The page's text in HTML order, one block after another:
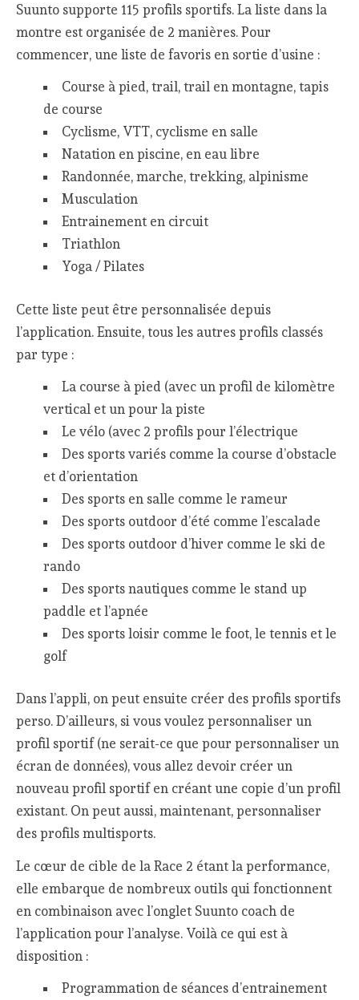
Suunto supporte 115 profils sportifs. La liste dans la
montre est organisée de 2 manières. Pour
commencer, une liste de favoris en sortie d’usine :
Course à pied, trail, trail en montagne, tapis
de course
Cyclisme, VTT, cyclisme en salle
Natation en piscine, en eau libre
Randonnée, marche, trekking, alpinisme
Musculation
Entrainement en circuit
Triathlon
Yoga / Pilates
Cette liste peut être personnalisée depuis
l’application. Ensuite, tous les autres profils classés
par type :
La course à pied (avec un profil de kilomètre
vertical et un pour la piste
Le vélo (avec 2 profils pour l’électrique
Des sports variés comme la course d’obstacle
et d’orientation
Des sports en salle comme le rameur
Des sports outdoor d’été comme l’escalade
Des sports outdoor d’hiver comme le ski de
rando
Des sports nautiques comme le stand up
paddle et l’apnée
Des sports loisir comme le foot, le tennis et le
golf
Dans l’appli, on peut ensuite créer des profils sportifs
perso. D’ailleurs, si vous voulez personnaliser un
profil sportif (ne serait-ce que pour personnaliser un
écran de données), vous allez devoir créer un
nouveau profil sportif en créant une copie d’un profil
existant. On peut aussi, maintenant, personnaliser
des profils multisports.
Le cœur de cible de la Race 2 étant la performance,
elle embarque de nombreux outils qui fonctionnent
en combinaison avec l’onglet Suunto coach de
l’application pour l’analyse. Voilà ce qui est à
disposition :
Programmation de séances d’entrainement